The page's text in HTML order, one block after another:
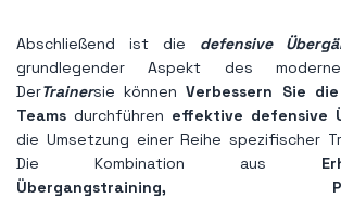
Abschließend ist die defensive
grundlegender Aspekt des
DerTrainersie können Verbessern Sie
Teams durchführen effektive defensive
die Umsetzung einer Reihe spezifischer
Die Kombination aus
Übergangstraining,